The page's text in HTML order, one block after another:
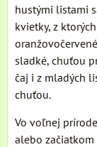
hustými listami
kvietky, z
sladké, chuťou
čaj i z mladých
chuťou.
Vo voľnej
alebo